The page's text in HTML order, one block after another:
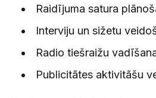
Raidījuma satura
Interviju un sižetu
Radio tiešraižu
Publicitātes aktivitāšu